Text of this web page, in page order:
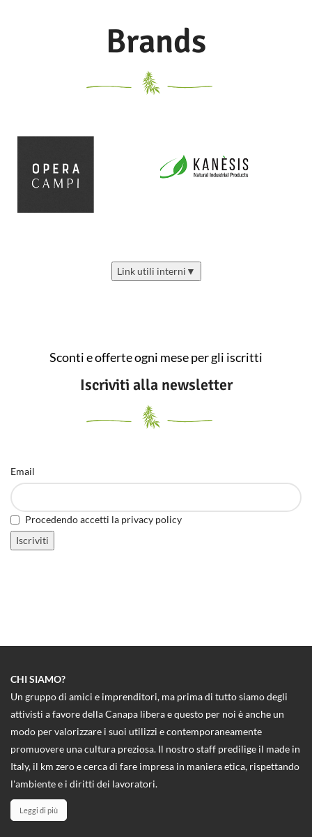
Brands
Link utili interni ▼
Sconti e offerte ogni mese per gli iscritti
Iscriviti alla newsletter
Email
Procedendo accetti la privacy policy
CHI SIAMO?
Un gruppo di amici e imprenditori, ma prima di tutto siamo degli
attivisti a favore della Canapa libera e questo per noi è anche un
modo per valorizzare i suoi utilizzi e contemporaneamente
promuovere una cultura preziosa. Il nostro staff predilige il made in
Italy, il km zero e cerca di fare impresa in maniera etica, rispettando
l'ambiente e i diritti dei lavoratori.
Leggi di più